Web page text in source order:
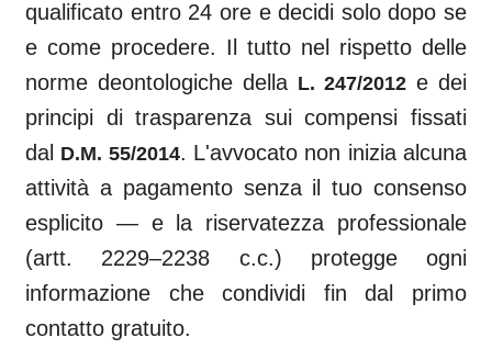
qualificato entro 24 ore e decidi solo dopo se
e come procedere. Il tutto nel rispetto delle
norme deontologiche della L. 247/2012 e dei
principi di trasparenza sui compensi fissati
dal D.M. 55/2014. L'avvocato non inizia alcuna
attività a pagamento senza il tuo consenso
esplicito — e la riservatezza professionale
(artt. 2229–2238 c.c.) protegge ogni
informazione che condividi fin dal primo
contatto gratuito.